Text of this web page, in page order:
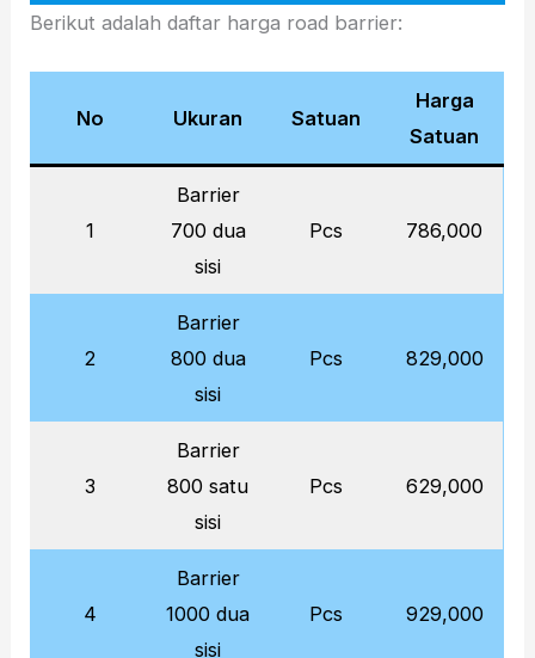
Berikut adalah daftar harga road barrier:
No Ukuran Satuan
Harga
Satuan
1
Barrier
700 dua
sisi
Pcs 786,000
2
Barrier
800 dua
sisi
Pcs 829,000
3
Barrier
800 satu
sisi
Pcs 629,000
4
Barrier
1000 dua
sisi
Pcs 929,000